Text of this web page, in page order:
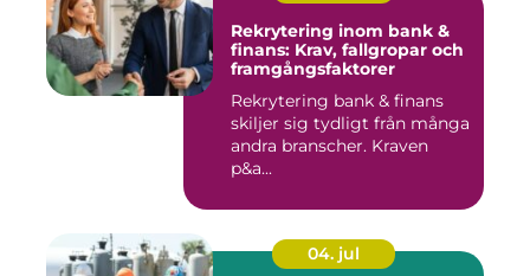
Rekrytering inom bank &
finans: Krav, fallgropar och
framgångsfaktorer
Rekrytering bank & finans
skiljer sig tydligt från många
andra branscher. Kraven
p&a...
04. jul